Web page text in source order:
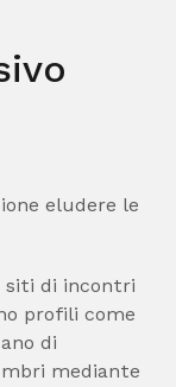
eludere le
siti di incontri
profili come
di
mediante